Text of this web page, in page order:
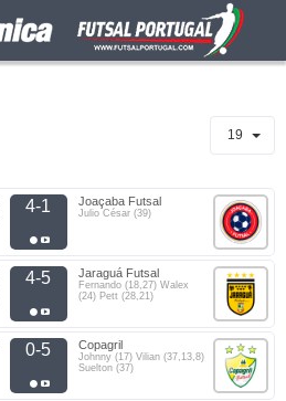
19
4-1 Joaçaba Futsal
Julio César (39)
4-5 Jaraguá Futsal
Fernando (18,27) Walex
(24) Pett (28,21)
0-5 Copagril
Johnny (17) Vilian (37,13,8)
Suelton (37)